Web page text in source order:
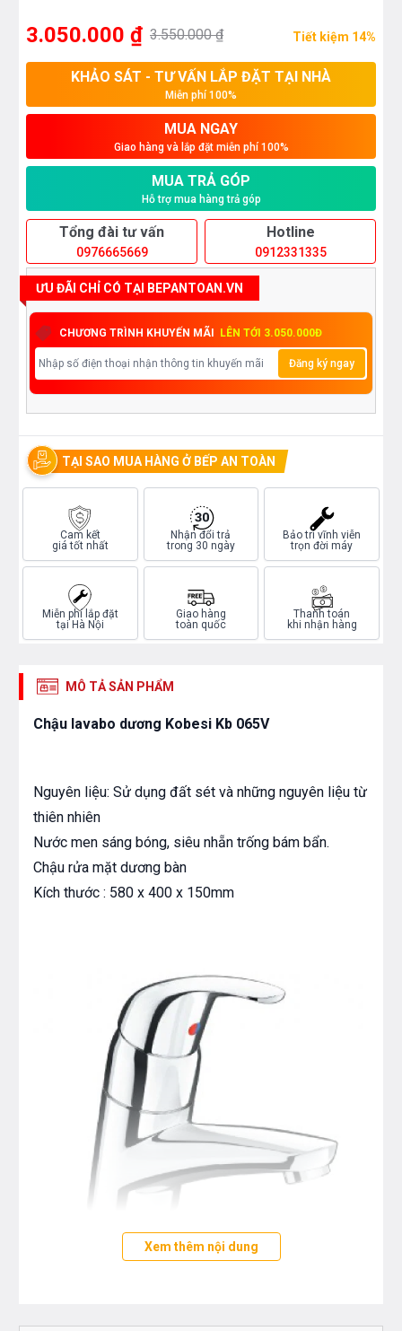
3.050.000 ₫ 3.550.000 ₫ Tiết kiệm 14%
KHẢO SÁT - TƯ VẤN LẮP ĐẶT TẠI NHÀ
Miễn phí 100%
MUA NGAY
Giao hàng và lắp đặt miễn phí 100%
MUA TRẢ GÓP
Hỗ trợ mua hàng trả góp
Tổng đài tư vấn
0976665669
Hotline
0912331335
ƯU ĐÃI CHỈ CÓ TẠI BEPANTOAN.VN
CHƯƠNG TRÌNH KHUYẾN MÃI LÊN TỚI 3.050.000Đ
Đăng ký ngay
TẠI SAO MUA HÀNG Ở BẾP AN TOÀN
Cam kết
giá tốt nhất
Nhận đổi trả
trong 30 ngày
Bảo trì vĩnh viễn
trọn đời máy
Miễn phí lắp đặt
tại Hà Nội
Giao hàng
toàn quốc
Thanh toán
khi nhận hàng
MÔ TẢ SẢN PHẨM
Chậu lavabo dương Kobesi Kb 065V
Nguyên liệu: Sử dụng đất sét và những nguyên liệu từ
thiên nhiên
Nước men sáng bóng, siêu nhẵn trống bám bẩn.
Chậu rửa mặt dương bàn
Kích thước : 580 x 400 x 150mm
Xem thêm nội dung